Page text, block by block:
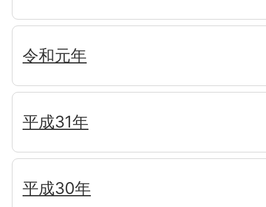
令和元年
平成31年
平成30年